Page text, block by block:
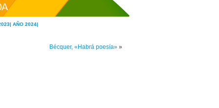
AÑO 2024|
Bécquer, «Habrá poesía» »